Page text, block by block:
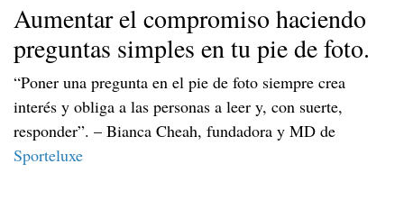
Aumentar el compromiso haciendo
preguntas simples en tu pie de foto.
“Poner una pregunta en el pie de foto siempre crea
interés y obliga a las personas a leer y, con suerte,
responder”. – Bianca Cheah, fundadora y MD de
Sporteluxe